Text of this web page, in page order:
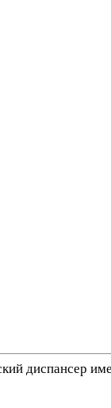
диспансер